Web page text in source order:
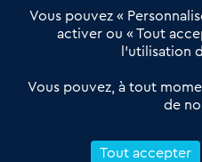
Réseau 3C : un partenaire
Petitscommerces : Un
proximité et des territoires
Reprendre un Restaurant Rapide
Vous pouvez «
activer ou « Tout
l’utilisation
Vous pouvez, à tout
de
Tout accepter